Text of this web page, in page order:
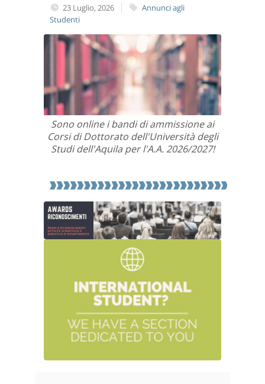
23 Luglio, 2026
Annunci agli
Studenti
Sono online i bandi di ammissione ai
Corsi di Dottorato dell'Università degli
Studi dell'Aquila per l'A.A. 2026/2027!
Approfondisci
DISIM